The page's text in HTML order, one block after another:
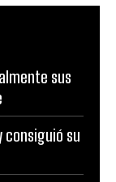
sus
consiguió su